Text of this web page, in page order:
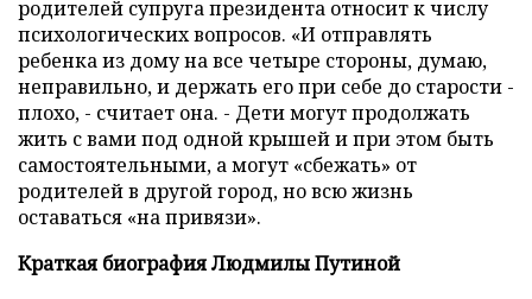
родителей супруга президента относит к числу
психологических вопросов. «И отправлять
ребенка из дому на все четыре стороны, думаю,
неправильно, и держать его при себе до старости -
плохо, - считает она. - Дети могут продолжать
жить с вами под одной крышей и при этом быть
самостоятельными, а могут «сбежать» от
родителей в другой город, но всю жизнь
оставаться «на привязи».
Краткая биография Людмилы Путиной